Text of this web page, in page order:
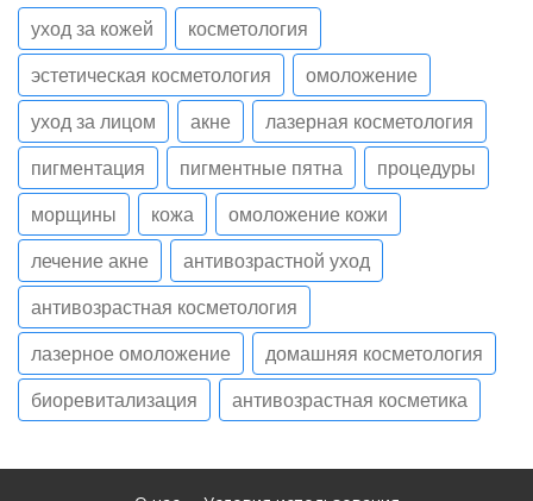
уход за кожей
косметология
эстетическая косметология
омоложение
уход за лицом
акне
лазерная косметология
пигментация
пигментные пятна
процедуры
морщины
кожа
омоложение кожи
лечение акне
антивозрастной уход
антивозрастная косметология
лазерное омоложение
домашняя косметология
биоревитализация
антивозрастная косметика